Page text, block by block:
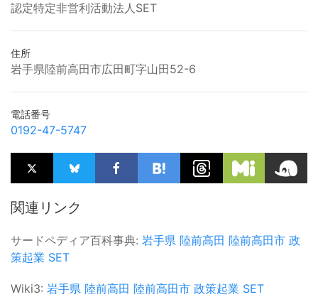
認定特定非営利活動法人SET
住所
岩手県陸前高田市広田町字山田52-6
電話番号
0192-47-5747
関連リンク
サードペディア百科事典: 岩手県 陸前高田 陸前高田市 政
策起業 SET
Wiki3: 岩手県 陸前高田 陸前高田市 政策起業 SET